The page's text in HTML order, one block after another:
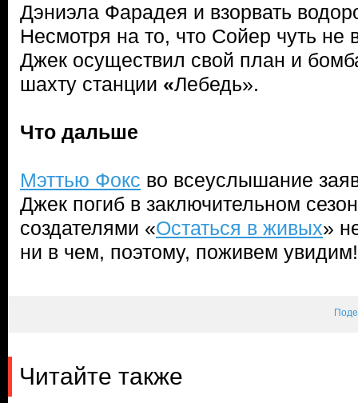
Дэниэла Фарадея и взорвать
Несмотря на то, что Сойер чуть не
Джек осуществил свой план и
шахту станции «Лебедь».
Что дальше
Мэттью Фокс во всеуслышание
Джек погиб в заключительном
создателями «Остаться в живых»
ни в чем, поэтому, поживем увидим!
Читайте также